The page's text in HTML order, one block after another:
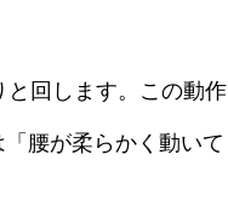
回します。この動作
腰が柔らかく動いて